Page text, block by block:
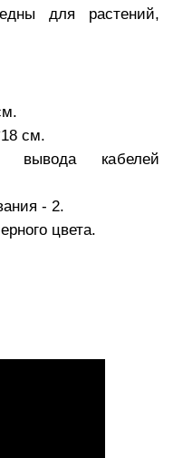
для растений,
см.
вывода кабелей
- 2.
цвета.